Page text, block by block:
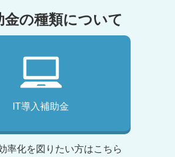
金の種類について
IT導入補助金
率化を図りたい方はこちら